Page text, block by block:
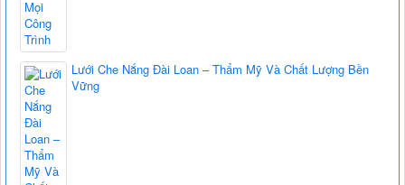
Lưới Che Nắng Đài Loan – Thẩm Mỹ Và Chất Lượng Bền
Vững